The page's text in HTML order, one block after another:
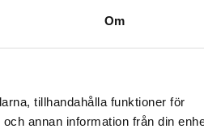
Om
tillhandahålla funktioner för
annan information från din
är vår
i systemet.